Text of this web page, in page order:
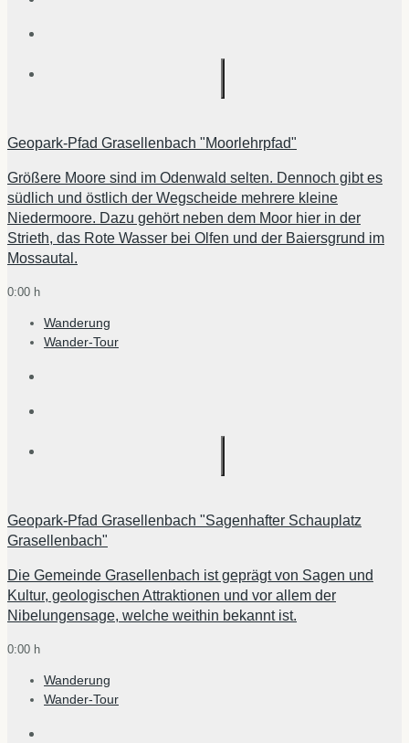
Geopark-Pfad Grasellenbach "Moorlehrpfad"
Größere Moore sind im Odenwald selten. Dennoch gibt es
südlich und östlich der Wegscheide mehrere kleine
Niedermoore. Dazu gehört neben dem Moor hier in der
Strieth, das Rote Wasser bei Olfen und der Baiersgrund im
Mossautal.
0:00 h
Wanderung
Wander-Tour
Geopark-Pfad Grasellenbach "Sagenhafter Schauplatz
Grasellenbach"
Die Gemeinde Grasellenbach ist geprägt von Sagen und
Kultur, geologischen Attraktionen und vor allem der
Nibelungensage, welche weithin bekannt ist.
0:00 h
Wanderung
Wander-Tour